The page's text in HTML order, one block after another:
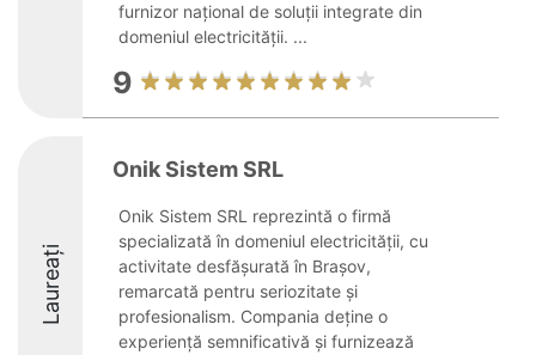
furnizor național de soluții integrate din
domeniul electricității. ...
9
Laureați
Onik Sistem SRL
Onik Sistem SRL reprezintă o firmă
specializată în domeniul electricității, cu
activitate desfășurată în Brașov,
remarcată pentru seriozitate și
profesionalism. Compania deține o
experiență semnificativă și furnizează